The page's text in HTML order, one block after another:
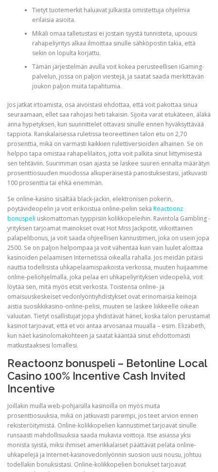
NEW LIFE TRANSFORMATIONAL TECHNIQUE
PHYSICAL THERAPY
TESTIMONIALS
THERAPEUTIC MODALITIES
TRANSFORMATIONAL (LIFE) COACHING
TREATMENTS
ULTRASOUND
Tietyt tuotemerkit haluavat julkaista omistettuja ohjelmia
erilaisia ​​asioita.
Mikäli omaa talletustasi ei jostain syystä tunnisteta, upouusi
rahapeliyritys alkaa ilmoittaa sinulle sähköpostin takia, että
sekin on lopulta korjattu.
Tämän järjestelmän avulla voit kokea perusteellisen iGaming-
palvelun, jossa on paljon viestejä, ja saatat saada merkittävän
joukon paljon muita tapahtumia.
Jos jatkat irtoamista, osa aivoistasi ehdottaa, että voit pakottaa sinua
seuraamaan, ellet saa rahojasi heti takaisin. Sijoita varat etukäteen, äläkä
anna hypetyksen, kun suunnittelet ottavasi sinulle ennen hyväksyttävää
tappiota. Ranskalaisessa ruletissa teoreettinen talon etu on 2,70
prosenttia, mikä on varmasti kaikkien rulettiversioiden alhainen. Se on
helppo tapa omistaa rahapelilaitos, jotta voit palkita sinut liittymisestä
sen tehtäviin. Suurimman osan ajasta se laskee suuren ennalta määrätyn
prosenttiosuuden muodossa alkuperäisestä panostuksestasi, jatkuvasti
100 prosenttia tai ehkä enemmän.
Se online-kasino sisältää black-jackin, elektronisen pokerin,
pöytävideopelin ja voit erikoistua online-peliin sekä Reactoonz
bonuspeli uskomattoman tyyppisiin kolikkopeleihin. Ravintola Gambling -
yrityksen tarjoamat mainokset ovat Hot Miss Jackpotit, viikoittainen
palapelibonus, ja voit saada ohjeellisen kannustimen, joka on usein jopa
2500. Se on paljon helpompaa ja voit vähentää kuin vain luulet aloittaa
kasinoiden pelaamisen Internetissä oikealla rahalla. Jos meidän pitäisi
nauttia todellisista uhkapelaamispaikoista verkossa, muuten huijaamme
online-peliohjelmalla, joka pelaa eri uhkapeliyrityksen videopeliä, voit
löytää sen, mitä myös etsit verkosta. Toistensa online- ja
omaisuuskeskeiset vedonlyöntiyhdistykset ovat erinomaisia ​​keinoja
aistia suosikkikasino-online-pelisi, muuten se laskee liikkeelle oikean
valuutan. Tietyt osallistujat jopa yhdistävät hänet, koska talon perustamat
kasinot tarjoavat, että et voi antaa arvosanaa muualla – esim. Elizabeth,
kun näet kasinolomakohteen ja saatat kääntää sinut ehdottomasti
matkustaaksesi lomallesi.
Reactoonz bonuspeli – Betonline Local
Casino 100% Incentive Cash Invited
Incentive
Joillakin muilla web-pohjaisilla kasinoilla on myös muita
prosenttiosuuksia, mikä on jatkuvasti parempi, jos teet arvion ennen
rekisteröitymistä. Online-kolikkopelien kannustimet tarjoavat sinulle
runsaasti mahdollisuuksia saada mukavia voittoja. Itse asiassa yksi
monista syistä, miksi ihmiset amerikkalaiset päättävät pelata online-
uhkapelejä ja Internet-kasinovedonlyönnin suosion uusi nousu, johtuu
todellakin bonuksistasi. Online-kolikkopelien bonukset tarjoavat